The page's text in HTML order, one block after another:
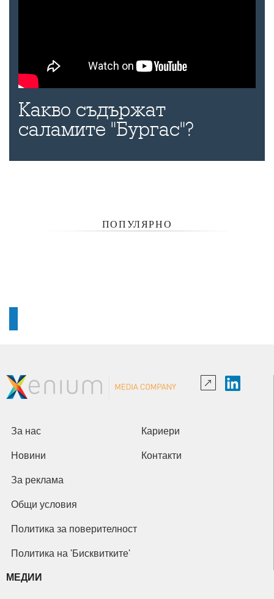
Какво съдържат
саламите "Бургас"?
ПОПУЛЯРНО
За нас Кариери
Новини Контакти
За реклама
Общи условия
Политика за поверителност
Политика на 'Бисквитките'
МЕДИИ